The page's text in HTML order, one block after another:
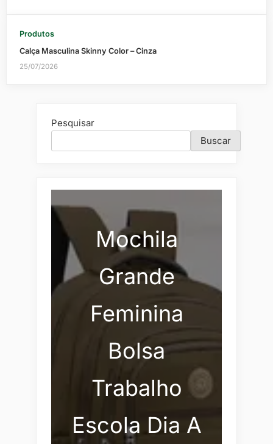
Produtos
Calça Masculina Skinny Color – Cinza
25/07/2026
Pesquisar
Buscar
Mochila
Grande
Feminina
Bolsa
Trabalho
Escola Dia A